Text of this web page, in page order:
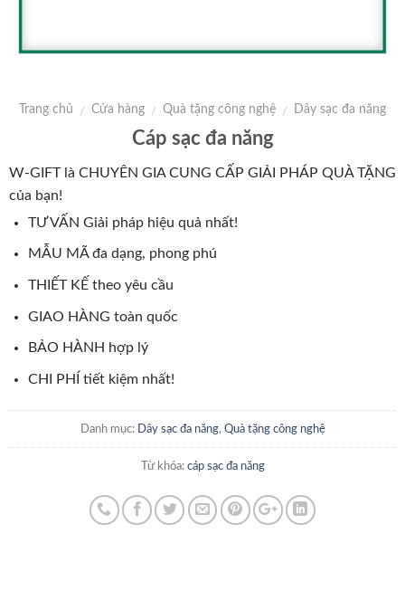
Trang chủ / Cửa hàng / Quà tặng công nghệ / Dây sạc đa năng
Cáp sạc đa năng
W-GIFT là CHUYÊN GIA CUNG CẤP GIẢI PHÁP QUÀ TẶNG
của bạn!
TƯ VẤN Giải pháp hiệu quả nhất!
MẪU MÃ đa dạng, phong phú
THIẾT KẾ theo yêu cầu
GIAO HÀNG toàn quốc
BẢO HÀNH hợp lý
CHI PHÍ tiết kiệm nhất!
Danh mục: Dây sạc đa năng, Quà tặng công nghệ
Từ khóa: cáp sạc đa năng